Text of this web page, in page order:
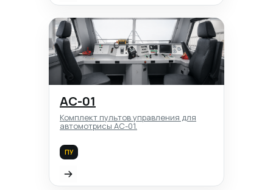
АС-01
Комплект пультов управления для
автомотрисы АС-01.
ПУ